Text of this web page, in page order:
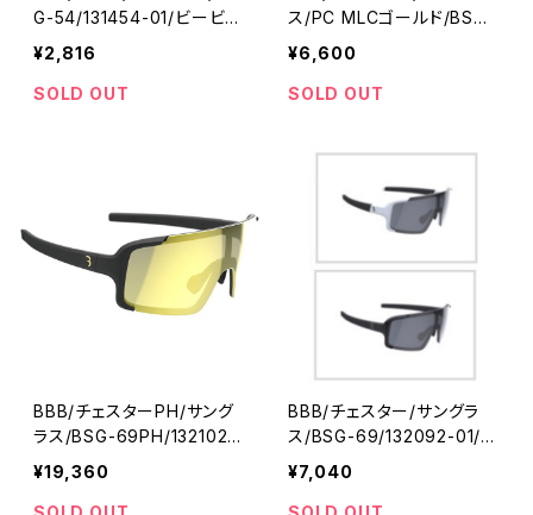
G-54/131454-01/ビービー
ビー
¥2,816
SOLD OUT
ス/PC MLCゴールド/BSG-
66/132082-01/ビービービ
¥6,600
SOLD OUT
BBB/チェスターPH/サング
ラス/BSG-69PH/132102-
01/ビービービー
¥19,360
BBB/チェスター/サングラ
ス/BSG-69/132092-01/ビ
ービービー
¥7,040